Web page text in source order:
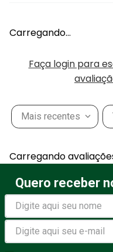
Carregando…
Faça login para
Mais recentes
Carregando
Quero receber